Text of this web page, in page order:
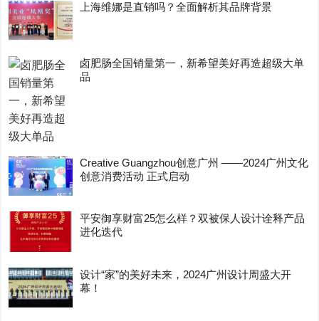
上海维娜是直销吗？全面解析其品牌背景
卤肥肠全国销量第一，新希望美好再造超级大单
品
Creative Guangzhou创意广州 ——2024广州文化
创意消费活动 正式启动
平安御享财富25怎么样？双被保人设计诠释产品
进化迭代
设计“家”的美好未来，2024广州设计周盛大开
幕！